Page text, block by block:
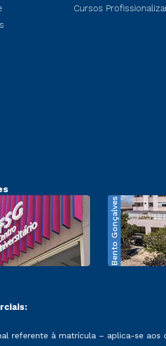
Cursos
Bento Gonçalves
conforme exposto no
referente à matrícula – aplica-se aos